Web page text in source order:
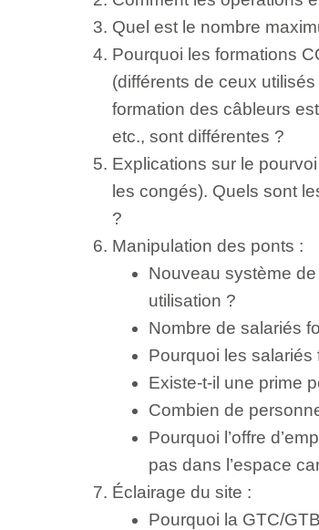
Quel est le nombre
Pourquoi les formations
(différents de ceux
formation des câbleurs
etc., sont différentes ?
Explications sur le
les congés). Quels sont
?
Manipulation des ponts :
Nouveau système
utilisation ?
Nombre de salariés
Pourquoi les salariés
Existe-t-il une prime
Combien de
Pourquoi l’offre
pas dans l’espace
Éclairage du site :
Pourquoi la GTC/